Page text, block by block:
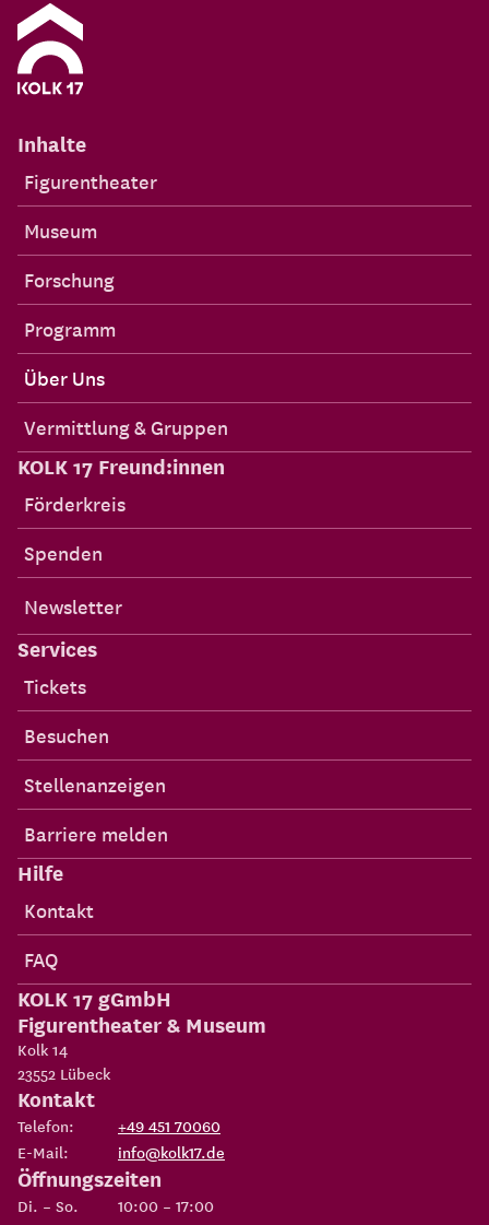
Inhalte
Figurentheater
Museum
Forschung
Programm
Über Uns
Vermittlung & Gruppen
KOLK 17 Freund:innen
Förderkreis
Spenden
Newsletter
Services
Tickets
Besuchen
Stellenanzeigen
Barriere melden
Hilfe
Kontakt
FAQ
KOLK 17 gGmbH
Figurentheater & Museum
Kolk 14
23552 Lübeck
Kontakt
Telefon:
+49 451 70060
E-Mail:
info@kolk17.de
Öffnungszeiten
Di. – So.
10:00 – 17:00